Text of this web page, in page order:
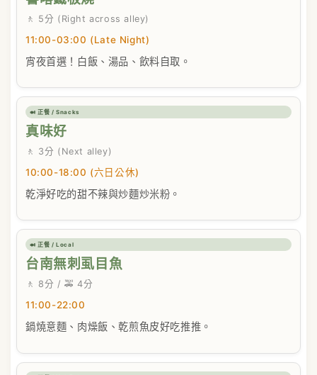
🚶 5分 (Right across alley)
11:00-03:00 (Late Night)
宵夜首選！白飯、湯品、飲料自取。
🍛 正餐 / Snacks
真味好
🚶 3分 (Next alley)
10:00-18:00 (六日公休)
乾淨好吃的甜不辣與炒麵炒米粉。
🍛 正餐 / Local
台南無刺虱目魚
🚶 8分 / 🚕 4分
11:00-22:00
鍋燒意麵、肉燥飯、乾煎魚皮好吃推推。